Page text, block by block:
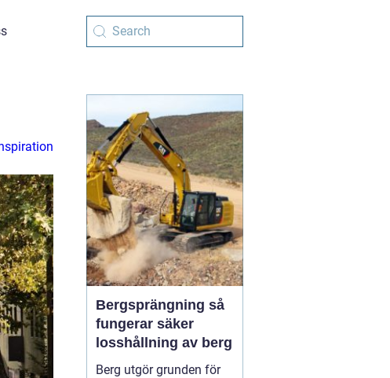
Bergsprängning så
fungerar säker
losshållning av berg
Berg utgör grunden för